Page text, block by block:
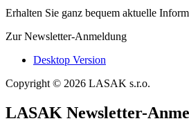
Erhalten Sie ganz bequem aktuelle
Zur Newsletter-Anmeldung
Desktop Version
Copyright © 2026 LASAK s.r.o.
LASAK Newsletter-